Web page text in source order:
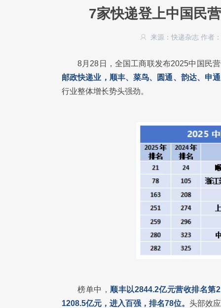
7家快递登上中国民
来源：快递杂志 作者
8月28日，全国工商联发布2025中国民
邮政快递业，顺丰、菜鸟、圆通、韵达、申
行业整体增长势头强劲。
榜单中， 顺丰以2844.2亿元营收排名第
1208.5亿元，进入百强，排名78位。 头部效